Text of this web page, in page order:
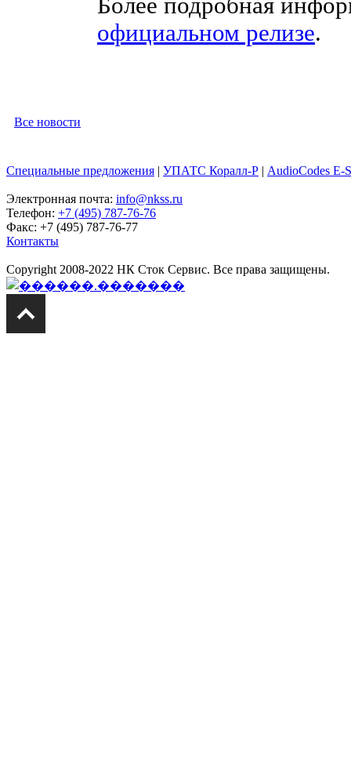
Более подробная
официальном релизе.
Все новости
Специальные предложения | УПАТС Коралл-Р | AudioCodes E-
Электронная почта: info@nkss.ru
Телефон: +7 (495) 787-76-76
Факс: +7 (495) 787-76-77
Контакты
Copyright 2008-2022 НК Сток Сервис. Все права защищены.